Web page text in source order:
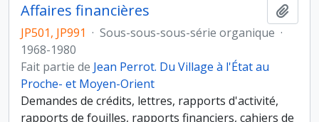
Affaires financières
JP501, JP991 · Sous-sous-sous-série organique ·
1968-1980
Fait partie de Jean Perrot. Du Village à l'État au
Proche- et Moyen-Orient
Demandes de crédits, lettres, rapports d'activité,
rapports de fouilles, rapports financiers, cahiers de